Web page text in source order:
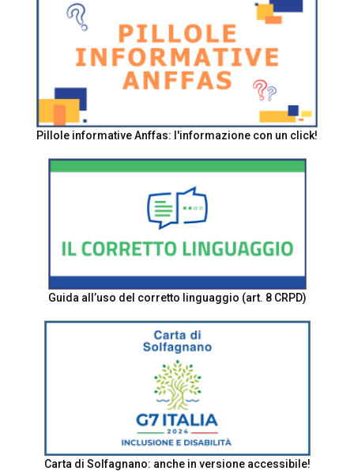
Pillole informative Anffas: l'informazione con un click!
Guida all’uso del corretto linguaggio (art. 8 CRPD)
Carta di Solfagnano: anche in versione accessibile!